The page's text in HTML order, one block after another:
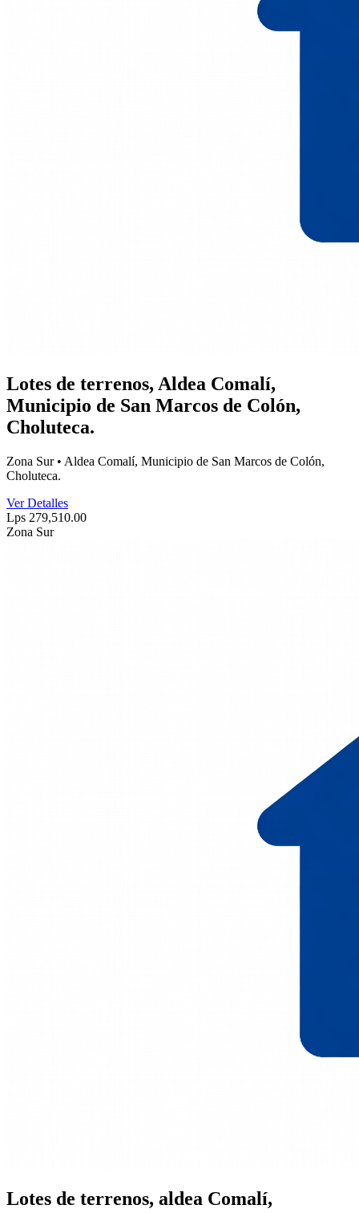
Lotes de terrenos, Aldea Comalí,
Municipio de San Marcos de Colón,
Choluteca.
Zona Sur • Aldea Comalí, Municipio de San Marcos de Colón,
Choluteca.
Ver Detalles
Lps 279,510.00
Zona Sur
Lotes de terrenos, aldea Comalí,